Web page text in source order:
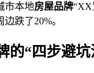
市本地房屋品牌“XX
跌了20%。
的“四步避坑